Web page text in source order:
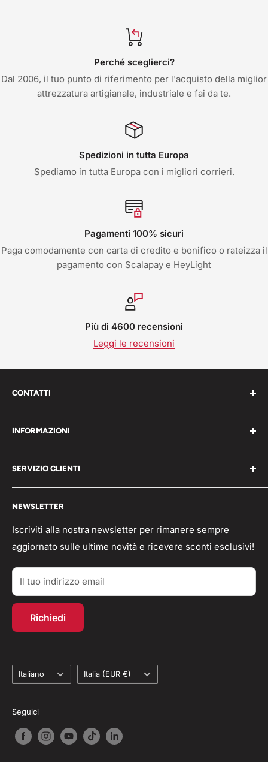
Perché sceglierci?
Dal 2006, il tuo punto di riferimento per l'acquisto della miglior
attrezzatura artigianale, industriale e fai da te.
Spedizioni in tutta Europa
Spediamo in tutta Europa con i migliori corrieri.
Pagamenti 100% sicuri
Paga comodamente con carta di credito e bonifico o rateizza il
pagamento con Scalapay e HeyLight
Più di 4600 recensioni
Leggi le recensioni
CONTATTI
Work Shop s.r.l. via varese 160 - 22076 Mozzate (CO)
Italia
INFORMAZIONI
Chi Siamo
Blog
Pagamenti
Spedizioni
Feedback
Parlano di Noi
Acquisti TAX-FREE
SERVIZIO CLIENTI
Condizioni generali
Domande frequenti
Privacy Policy
Resi/Rimborsi
Contatti
Account personale
Programma fedeltà
Recesso dal contratto
NEWSLETTER
Iscriviti alla nostra newsletter per rimanere sempre
aggiornato sulle ultime novità e ricevere sconti esclusivi!
Il tuo indirizzo email
Richiedi
Lingua
Italiano Paese
Italia (EUR €)
Seguici